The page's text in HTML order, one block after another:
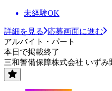
未経験OK
詳細を見る
応募画面に進む
アルバイト・パート
本日で掲載終了
三和警備保障株式会社 いずみ